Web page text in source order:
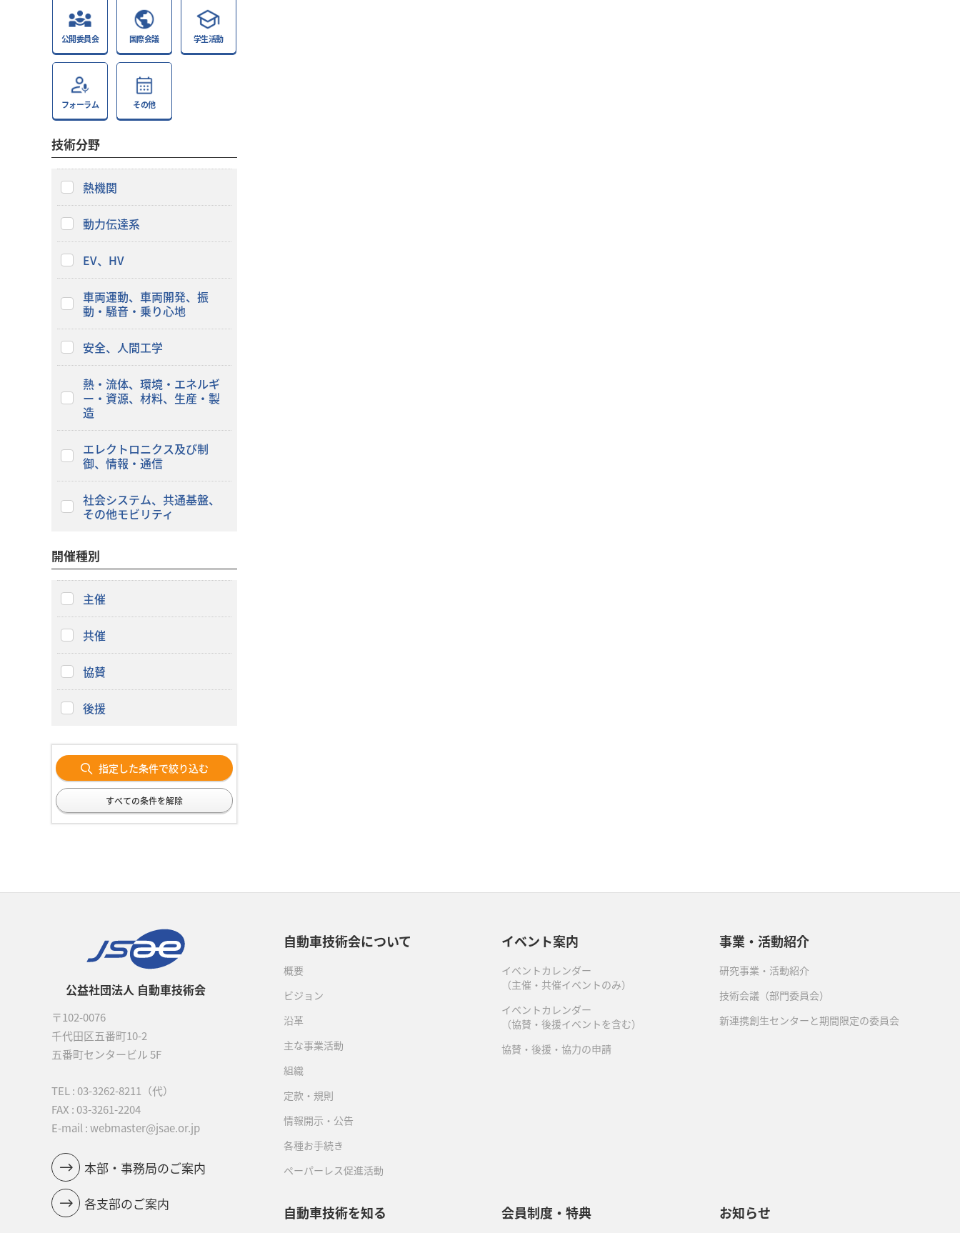
公開委員会 国際会議 学生活動
フォーラム その他
技術分野
熱機関
動力伝達系
EV、HV
車両運動、車両開発、振
動・騒音・乗り心地
安全、人間工学
熱・流体、環境・エネルギ
ー・資源、材料、生産・製
造
エレクトロニクス及び制
御、情報・通信
社会システム、共通基盤、
その他モビリティ
開催種別
主催
共催
協賛
後援
指定した条件で絞り込む
すべての条件を解除
公益社団法人 自動車技術会
〒102-0076
千代田区五番町10-2
五番町センタービル 5F
TEL : 03-3262-8211
（代）
FAX : 03-3261-2204
E-mail : webmaster@jsae.or.jp
本部・事務局のご案内
各支部のご案内
自動車技術会について
概要
ビジョン
沿革
主な事業活動
組織
定款・規則
情報開示・公告
各種お手続き
ペーパーレス促進活動
イベント案内
イベントカレンダー
（主催・共催イベントのみ）
イベントカレンダー
（協賛・後援イベントを含む）
協賛・後援・協力の申請
事業・活動紹介
研究事業・活動紹介
技術会議（部門委員会）
新連携創生センターと期間限定の委員会
自動車技術を知る 会員制度・特典 お知らせ